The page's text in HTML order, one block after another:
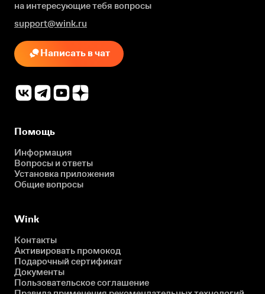
на интересующиетебя вопросы
support@wink.ru
Написать в чат
Помощь
Информация
Вопросы и ответы
Установка приложения
Общие вопросы
Wink
Контакты
Активировать промокод
Подарочный сертификат
Документы
Пользовательское соглашение